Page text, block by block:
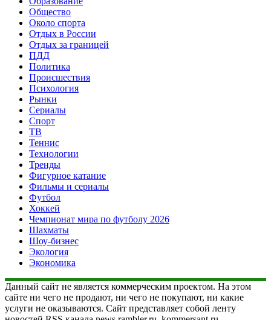
Общество
Около спорта
Отдых в России
Отдых за границей
ПДД
Политика
Происшествия
Психология
Рынки
Сериалы
Спорт
ТВ
Теннис
Технологии
Тренды
Фигурное катание
Фильмы и сериалы
Футбол
Хоккей
Чемпионат мира по футболу 2026
Шахматы
Шоу-бизнес
Экология
Экономика
Данный сайт не является коммерческим проектом. На этом
сайте ни чего не продают, ни чего не покупают, ни какие
услуги не оказываются. Сайт представляет собой ленту